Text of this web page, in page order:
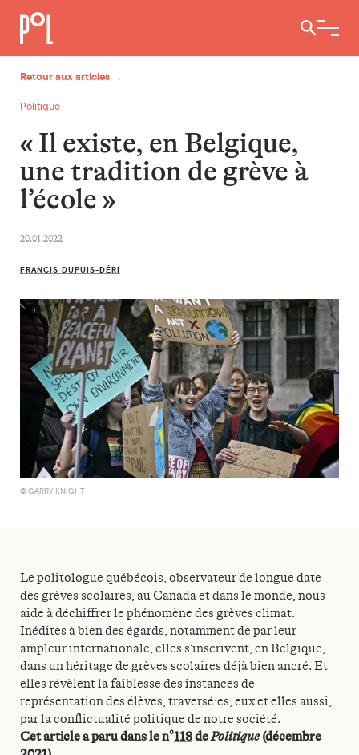
Ouvrir /
Retour aux articles →
Politique
« Il existe, en Belgique,
une tradition de grève à
l’école »
20.01.2022
FRANCIS DUPUIS-DÉRI
© GARRY KNIGHT
Le politologue québécois, observateur de longue date
des grèves scolaires, au Canada et dans le monde, nous
aide à déchiffrer le phénomène des grèves climat.
Inédites à bien des égards, notamment de par leur
ampleur internationale, elles s’inscrivent, en Belgique,
dans un héritage de grèves scolaires déjà bien ancré. Et
elles révèlent la faiblesse des instances de
représentation des élèves, traversé·es, eux et elles aussi,
par la conflictualité politique de notre société.
Cet article a paru dans le n°118dePolitique(décembre